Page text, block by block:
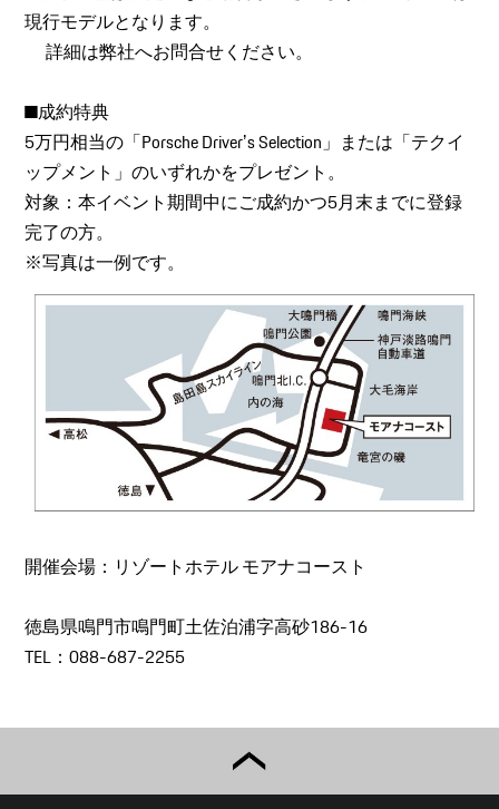
現行モデルとなります。
詳細は弊社へお問合せください。
■成約特典
5万円相当の「Porsche Driverʼs Selection」または「テクイ
ップメント」のいずれかをプレゼント。
対象：本イベント期間中にご成約かつ5月末までに登録
完了の方。
※写真は一例です。
開催会場：リゾートホテル モアナコースト
徳島県鳴門市鳴門町土佐泊浦字高砂186-16
TEL：088-687-2255